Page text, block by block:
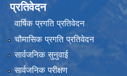
प्रतिवेदन
वार्षिक प्रगति प्रतिवेदन
चौमासिक प्रगति प्रतिवेदन
सार्वजनिक सुनुवाई
सार्वजनिक परीक्षण